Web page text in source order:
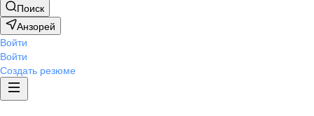
Поиск
Анзорей
Войти
Войти
Создать резюме